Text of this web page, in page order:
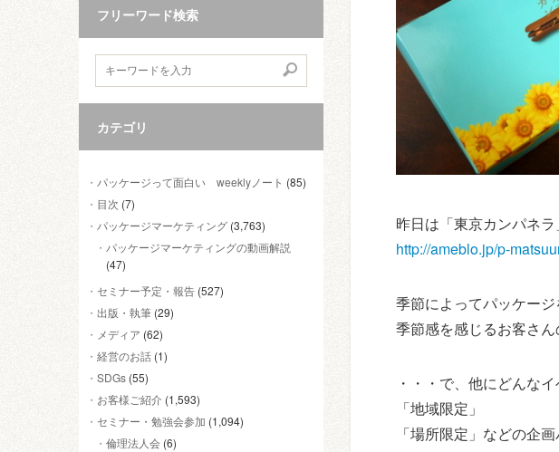
フリーワード検索
カテゴリ
パッケージって面白い weeklyノート (85)
目次 (7)
パッケージマーケティング (3,763)
パッケージマーケティングの動画解説
(47)
セミナー予定・報告 (527)
出版・執筆 (29)
メディア (62)
経営のお話 (1)
SDGs (55)
お客様ご紹介 (1,593)
セミナー・勉強会参加 (1,094)
倫理法人会 (6)
昨日は「東京カンパネ
http://ameblo.jp/p-
季節によってパッケー
季節感を感じるお客さん
・・・で、他にどんな
「地域限定」
「場所限定」などの企